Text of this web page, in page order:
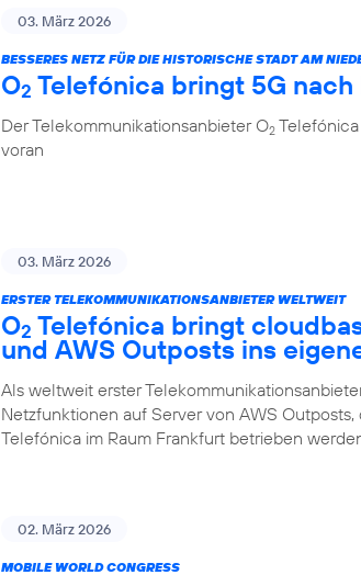
03. März 2026
BESSERES NETZ FÜR DIE HISTORISCHE STADT AM
O2 Telefónica bringt 5G nach
Der Telekommunikationsanbieter O2
voran
03. März 2026
ERSTER TELEKOMMUNIKATIONSANBIETER WELTWEIT
O2 Telefónica bringt
und AWS Outposts ins
Als weltweit erster
Netzfunktionen auf Server von AWS
Telefónica im Raum Frankfurt betrieben
02. März 2026
MOBILE WORLD CONGRESS